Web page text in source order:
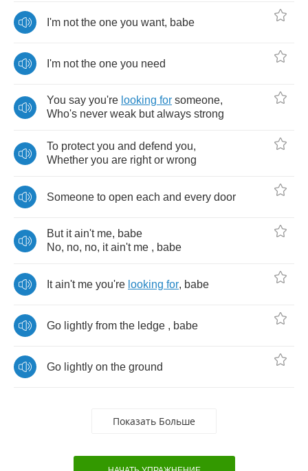
I'm not the one you want, babe
I'm not the one you need
You say you're looking for someone,
Who's never weak but always strong
To protect you and defend you,
Whether you are right or wrong
Someone to open each and every door
But it ain't me, babe
No, no, no, it ain't me , babe
It ain't me you're looking for, babe
Go lightly from the ledge , babe
Go lightly on the ground
Показать Больше